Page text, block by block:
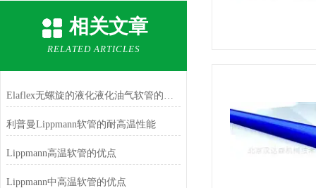
相关文章
RELATED ARTICLES
Elaflex无螺旋的液化液化油气软管的优势
利普曼Lippmann软管的耐高温性能
Lippmann高温软管的优点
Lippmann中高温软管的优点